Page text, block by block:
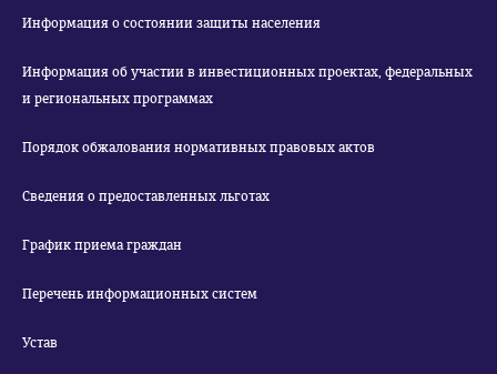
Информация о состоянии защиты населения
Информация об участии в инвестиционных проектах, федеральных
и региональных программах
Порядок обжалования нормативных правовых актов
Сведения о предоставленных льготах
График приема граждан
Перечень информационных систем
Устав